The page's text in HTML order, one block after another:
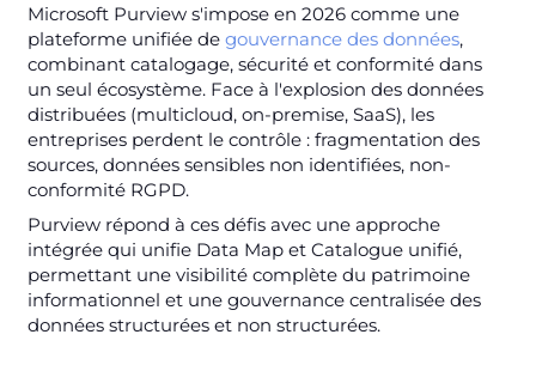
Microsoft Purview s'impose en 2026 comme une
plateforme unifiée de gouvernance des données,
combinant catalogage, sécurité et conformité dans
un seul écosystème. Face à l'explosion des données
distribuées (multicloud, on-premise, SaaS), les
entreprises perdent le contrôle : fragmentation des
sources, données sensibles non identifiées, non-
conformité RGPD.
Purview répond à ces défis avec une approche
intégrée qui unifie Data Map et Catalogue unifié,
permettant une visibilité complète du patrimoine
informationnel et une gouvernance centralisée des
données structurées et non structurées.